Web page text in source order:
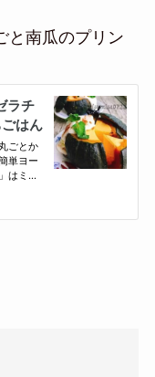
と南瓜のプリン